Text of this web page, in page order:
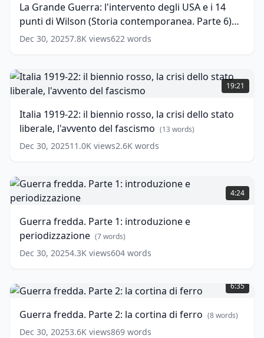
words)
degli
USA
e
punti
di
Wilson
contemporanea.
Parte
( 16
La Grande Guerra: l'intervento degli USA e i 14
punti di Wilson (Storia contemporanea. Parte 6)
(16 words)
Dec 30, 20257.8K views622 words
Italia
1919-
22:
biennio
rosso,
la
crisi
stato
liberale,
l'avvento
fascismo
(13
words)
19:21
Italia 1919-22: il biennio rosso, la crisi dello stato
liberale, l'avvento del fascismo (13 words)
Dec 30, 202511.0K views2.6K words
Guerra
fredda.
Parte
introduzione
e
periodizzazione (
4:24
Guerra fredda. Parte 1: introduzione e
periodizzazione (7words)
Dec 30, 20254.3K views604 words
fredda.
Parte
la
cortina
6:35
Guerra fredda. Parte 2: la cortina di ferro (8words)
Dec 30, 20253.6K views869 words